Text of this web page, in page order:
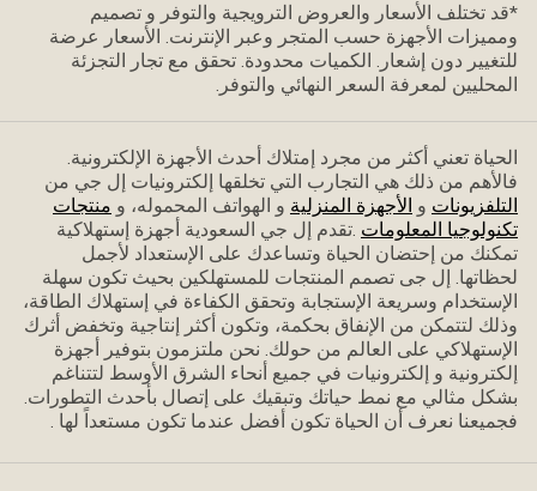
*قد تختلف الأسعار والعروض الترويجية والتوفر و تصميم
ومميزات الأجهزة حسب المتجر وعبر الإنترنت. الأسعار عرضة
للتغيير دون إشعار. الكميات محدودة. تحقق مع تجار التجزئة
المحليين لمعرفة السعر النهائي والتوفر.
الحياة تعني أكثر من مجرد إمتلاك أحدث الأجهزة الإلكترونية.
فاﻷهم من ذلك هي التجارب التي تخلقها إلكترونيات إل جي من
التلفزيونات و الأجهزة المنزلية و الهواتف المحموله، و منتجات
تكنولوجيا المعلومات .تقدم إل جي السعودية أجهزة إستهلاكية
تمكنك من إحتضان الحياة وتساعدك على الإستعداد ﻷجمل
لحظاتها. إل جى تصمم المنتجات للمستهلكين بحيث تكون سهلة
الإستخدام وسريعة الإستجابة وتحقق الكفاءة في إستهلاك الطاقة،
وذلك لتتمكن من الإنفاق بحكمة، وتكون أكثر إنتاجية وتخفض أثرك
الإستهلاكي على العالم من حولك. نحن ملتزمون بتوفير أجهزة
إلكترونية و إلكترونيات في جميع أنحاء الشرق الأوسط لتتناغم
بشكل مثالي مع نمط حياتك وتبقيك على إتصال بأحدث التطورات.
فجميعنا نعرف أن الحياة تكون أفضل عندما تكون مستعداً لها .